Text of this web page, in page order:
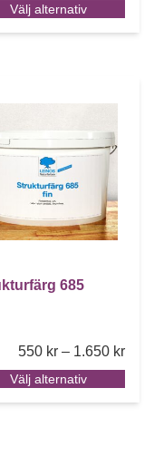
Välj alternativ
290 kr through 1.970
De olika
685
550 kr – 1.650 kr
Välj alternativ
produkten har